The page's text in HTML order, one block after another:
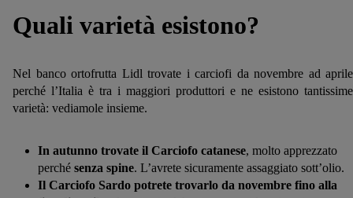
Quali varietà esistono?
Nel banco ortofrutta Lidl trovate i carciofi da novembre ad aprile
perché l’Italia è tra i maggiori produttori e ne esistono tantissime
varietà: vediamole insieme.
In autunno trovate il Carciofo catanese, molto apprezzato
perché senza spine. L’avrete sicuramente assaggiato sott’olio.
Il Carciofo Sardo potrete trovarlo da novembre fino alla